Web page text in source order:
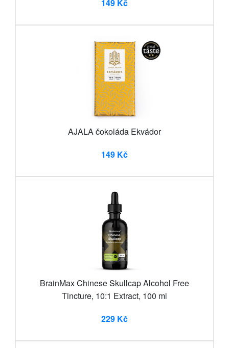
149 Kč
AJALA čokoláda Ekvádor
149 Kč
BrainMax Chinese Skullcap Alcohol Free
Tincture, 10:1 Extract, 100 ml
229 Kč